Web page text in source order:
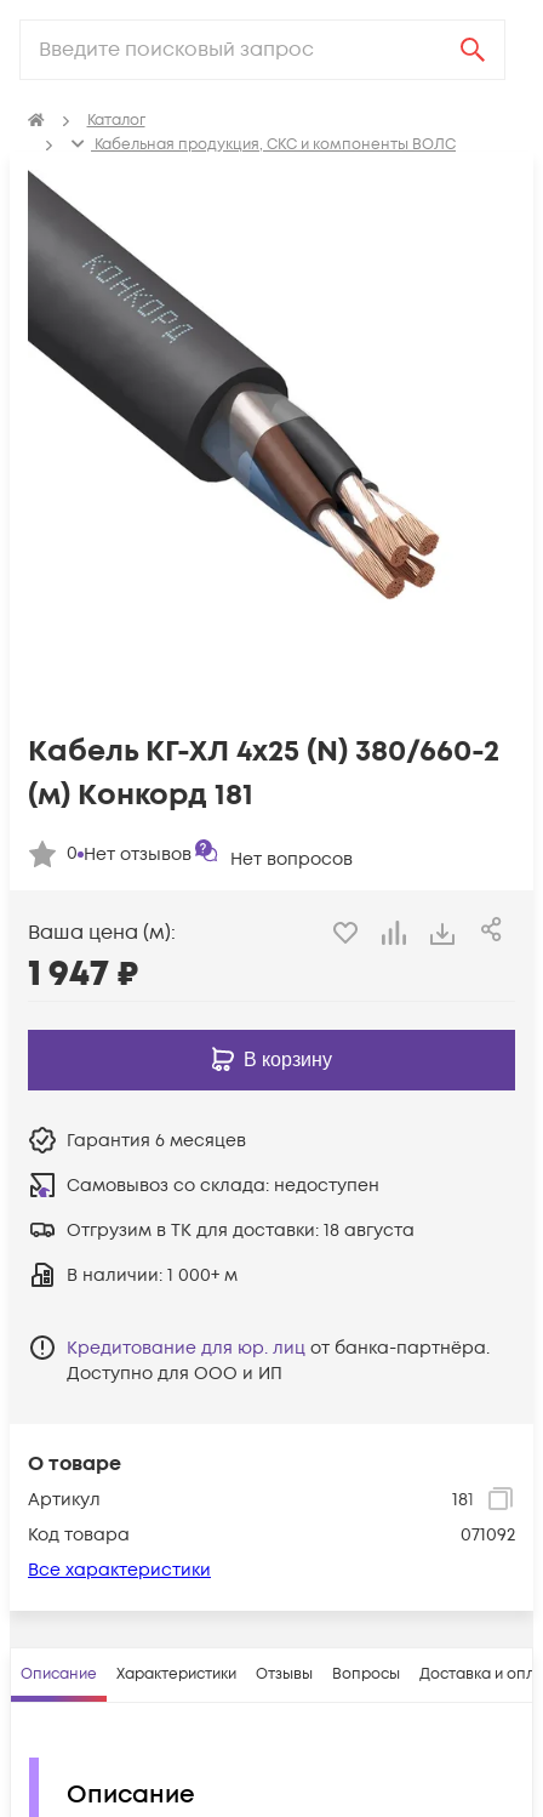
Каталог
Кабельная продукция, СКС и компоненты ВОЛС
О товаре
Артикул
181
Код товара
071092
Все характеристики
Кабель КГ-ХЛ 4х25 (N) 380/660-2
(м) Конкорд 181
0 Нет отзывов Нет вопросов
Ваша цена (м):
1 947₽
В корзину
Гарантия 6 месяцев
Самовывоз со склада: недоступен
Отгрузим в ТК для доставки: 18 августа
В наличии: 1 000+ м
Кредитование для юр. лиц от банка-партнёра.
Доступно для ООО и ИП
Описание Характеристики Отзывы Вопросы Доставка и
Описание